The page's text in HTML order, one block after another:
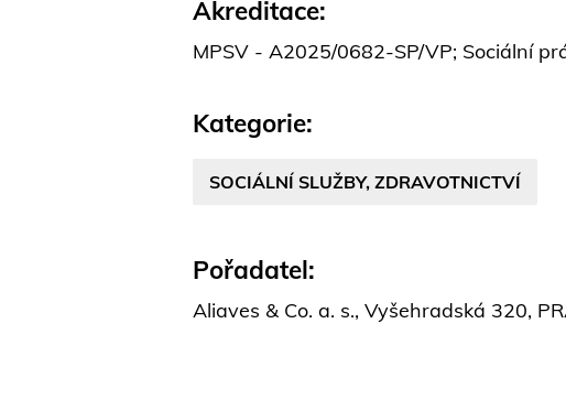
Akreditace:
MPSV - A2025/0682-SP/VP; Sociální
Kategorie:
SOCIÁLNÍ SLUŽBY, ZDRAVOTNICTVÍ
Pořadatel:
Aliaves & Co. a. s., Vyšehradská 320,